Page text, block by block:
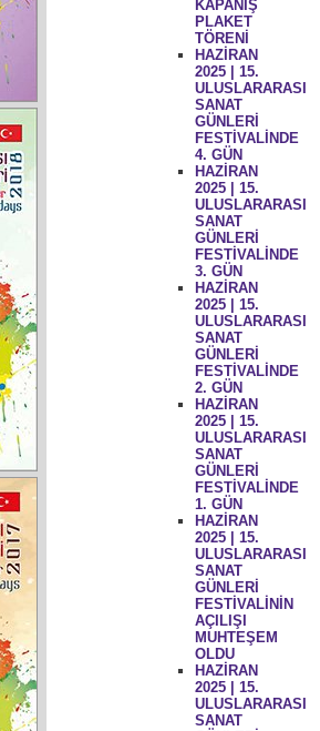
KAPANIŞ
PLAKET
TÖRENİ
HAZİRAN
2025 | 15.
ULUSLARARASI
SANAT
GÜNLERİ
FESTİVALİNDE
4. GÜN
HAZİRAN
2025 | 15.
ULUSLARARASI
SANAT
GÜNLERİ
FESTİVALİNDE
3. GÜN
HAZİRAN
2025 | 15.
ULUSLARARASI
SANAT
GÜNLERİ
FESTİVALİNDE
2. GÜN
HAZİRAN
2025 | 15.
ULUSLARARASI
SANAT
GÜNLERİ
FESTİVALİNDE
1. GÜN
HAZİRAN
2025 | 15.
ULUSLARARASI
SANAT
GÜNLERİ
FESTİVALİNİN
AÇILIŞI
MUHTEŞEM
OLDU
HAZİRAN
2025 | 15.
ULUSLARARASI
SANAT